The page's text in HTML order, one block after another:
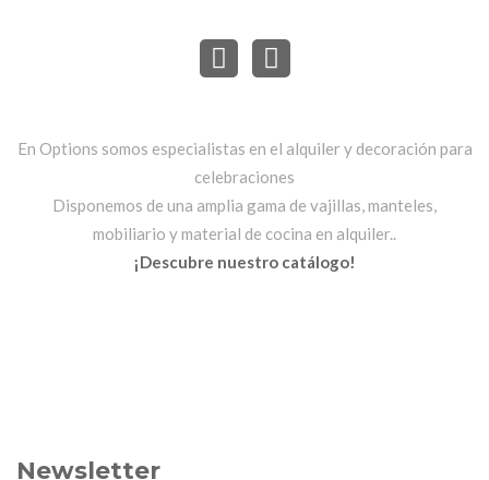
En Options somos especialistas en el alquiler y decoración para
celebraciones
Disponemos de una amplia gama de vajillas, manteles,
mobiliario y material de cocina en alquiler..
¡Descubre nuestro catálogo!
Newsletter